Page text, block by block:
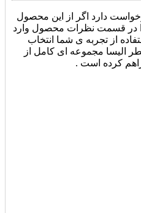
دارد اگر از این محصول
را در قسمت نظرات محصول وارد
از تجربه ی شما انتخاب
الیسا مجموعه ای کامل از
کرده است .